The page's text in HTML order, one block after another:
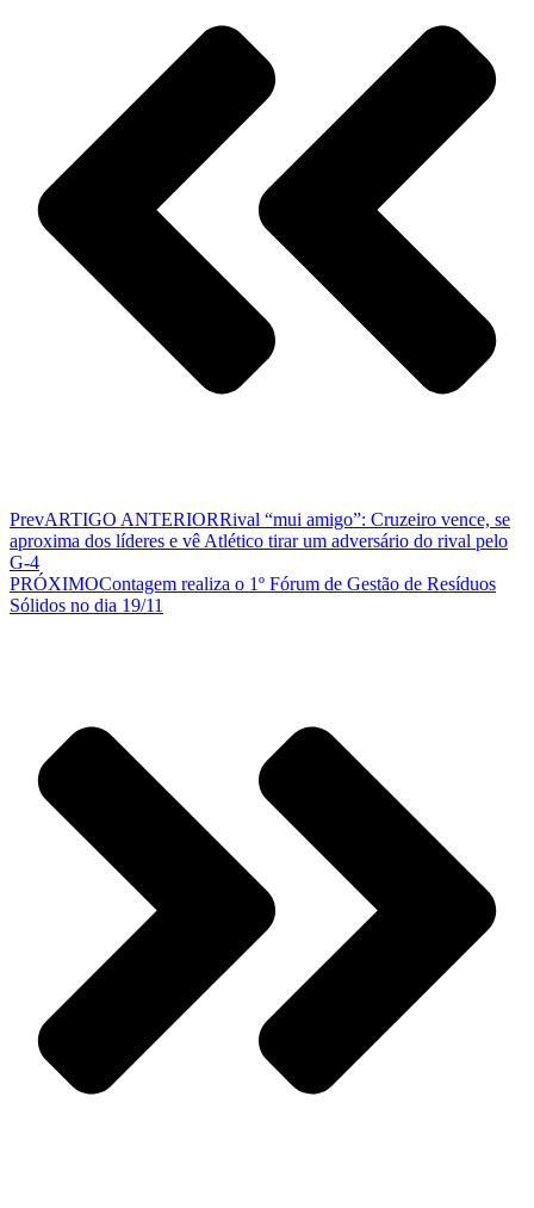
PrevARTIGO ANTERIORRival “mui amigo”: Cruzeiro vence, se
aproxima dos líderes e vê Atlético tirar um adversário do rival pelo
G-4
PRÓXIMOContagem realiza o 1º Fórum de Gestão de Resíduos
Sólidos no dia 19/11